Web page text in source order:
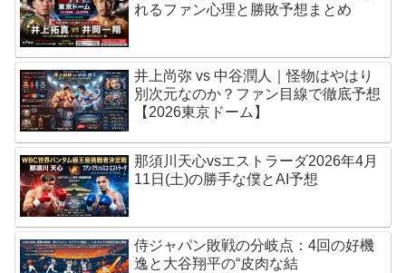
れるファン心理と勝敗予想まとめ
井上尚弥 vs 中谷潤人｜怪物はやはり
別次元なのか？ファン目線で徹底予想
【2026東京ドーム】
那須川天心vsエストラーダ2026年4月
11日(土)の勝手な僕とAI予想
侍ジャパン敗戦の分岐点：4回の好機
逸と大谷翔平の“皮肉な結